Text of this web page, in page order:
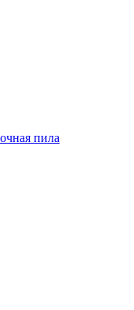
пила